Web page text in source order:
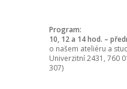
Program:
10, 12 a 14 hod. –
o našem ateliéru a
Univerzitní 2431, 760
307)